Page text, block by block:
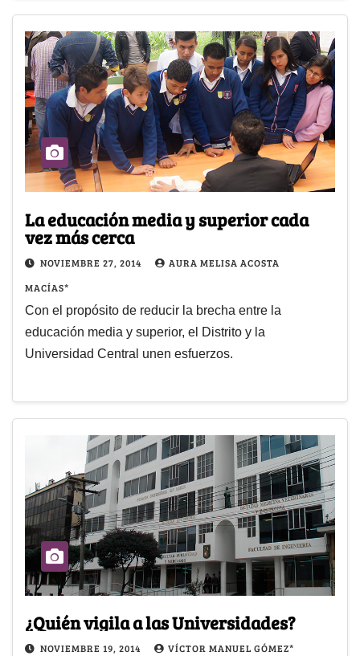
La educación media y superior cada
vez más cerca
NOVIEMBRE 27, 2014
AURA MELISA ACOSTA
MACÍAS*
Con el propósito de reducir la brecha entre la
educación media y superior, el Distrito y la
Universidad Central unen esfuerzos.
¿Quién vigila a las Universidades?
NOVIEMBRE 19, 2014 VÍCTOR MANUEL GÓMEZ*